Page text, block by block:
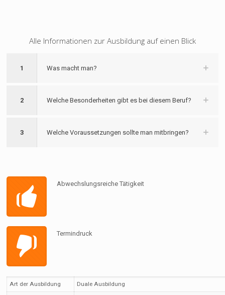
Alle Informationen zur Ausbildung auf einen Blick
1 Was macht man?
2 Welche Besonderheiten gibt es bei diesem Beruf?
3 Welche Voraussetzungen sollte man mitbringen?
Abwechslungsreiche Tätigkeit
Termindruck
Art der Ausbildung Duale Ausbildung